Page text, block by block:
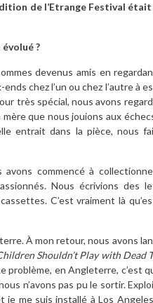
de l’Etrange Festival
?
devenus amis en
chez l’un ou chez l’autre à
très spécial, nous avons
mère que nous jouions aux
entrait dans la pièce, nous
commencé à
Nous écrivions des
C’est vraiment là
À mon retour, nous avons
Shouldn’t Play with Dead
problème, en Angleterre, c’est
n’avons pas pu le sortir.
je me suis installé à Los